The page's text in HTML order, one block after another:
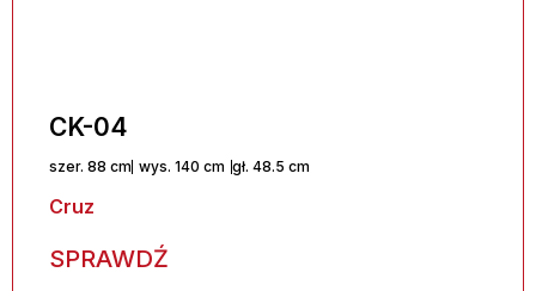
CK-04
Cruz
szer. 88 cm wys. 140 cm gł. 48.5 cm
SPRAWDŹ